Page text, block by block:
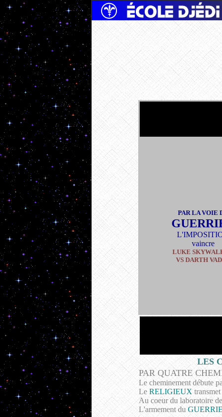
PAR LA VOIE
vaincre
LUKE
VS DARTH
LES
PAR QUATRE
Le cheminement débute
Le RELIGIEUX
Au coeur du laboratoire
L'armement du